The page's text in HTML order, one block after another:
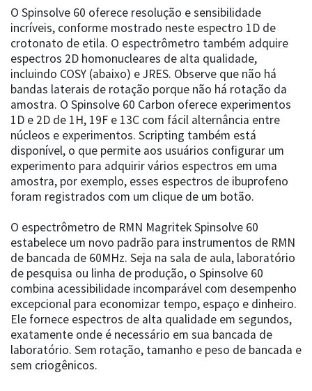
O Spinsolve 60 oferece resolução e sensibilidade
incríveis, conforme mostrado neste espectro 1D de
crotonato de etila. O espectrômetro também adquire
espectros 2D homonucleares de alta qualidade,
incluindo COSY (abaixo) e JRES. Observe que não há
bandas laterais de rotação porque não há rotação da
amostra. O Spinsolve 60 Carbon oferece experimentos
1D e 2D de 1H, 19F e 13C com fácil alternância entre
núcleos e experimentos. Scripting também está
disponível, o que permite aos usuários configurar um
experimento para adquirir vários espectros em uma
amostra, por exemplo, esses espectros de ibuprofeno
foram registrados com um clique de um botão.
O espectrômetro de RMN Magritek Spinsolve 60
estabelece um novo padrão para instrumentos de RMN
de bancada de 60MHz. Seja na sala de aula, laboratório
de pesquisa ou linha de produção, o Spinsolve 60
combina acessibilidade incomparável com desempenho
excepcional para economizar tempo, espaço e dinheiro.
Ele fornece espectros de alta qualidade em segundos,
exatamente onde é necessário em sua bancada de
laboratório. Sem rotação, tamanho e peso de bancada e
sem criogênicos.